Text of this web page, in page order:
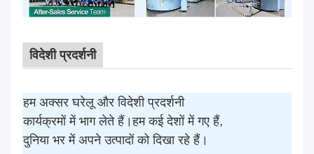
विदेशी प्रदर्शनी
हम अक्सर घरेलू और विदेशी प्रदर्शनी
कार्यक्रमों में भाग लेते हैं।हम कई देशों में गए हैं,
दुनिया भर में अपने उत्पादों को दिखा रहे हैं।